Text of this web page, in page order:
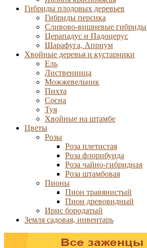
Гибриды плодовых деревьев
Гибриды персика
Сливово-вишневые гибриды
Церападус и Падоцерус
Шарафуга, Априум
Хвойные деревья и кустарники
Ель
Лиственница
Можжевельник
Пихта
Сосна
Туя
Хвойные на штамбе
Цветы
Розы
Роза плетистая
Роза флорибунда
Роза чайно-гибридная
Роза штамбовая
Пионы
Пион травянистый
Пион древовидный
Ирис бородатый
Земля садовая, инвентарь